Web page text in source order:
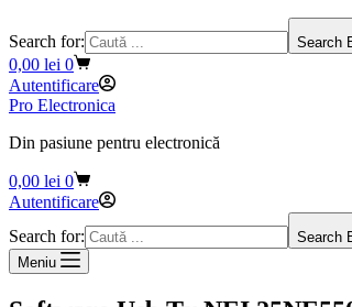
Search for: Search
Coș
de
cumpărături
0,00 lei 0
Autentificare
Pro Electronica
Din pasiune pentru electronică
Coș
de
0,00 lei 0
Autentificare
Search for:
Search
Meniu